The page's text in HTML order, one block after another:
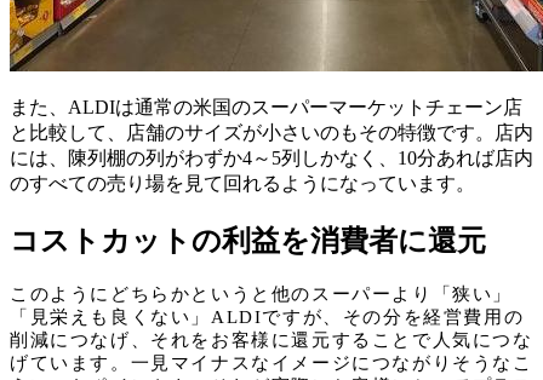
また、ALDIは通常の米国のスーパーマーケットチェーン店
と比較して、店舗のサイズが小さいのもその特徴です。店内
には、陳列棚の列がわずか4～5列しかなく、10分あれば店内
のすべての売り場を見て回れるようになっています。
コストカットの利益を消費者に還元
このようにどちらかというと他のスーパーより「狭い」
「見栄えも良くない」ALDIですが、その分を経営費用の
削減につなげ、それをお客様に還元することで人気につな
げています。一見マイナスなイメージにつながりそうなこ